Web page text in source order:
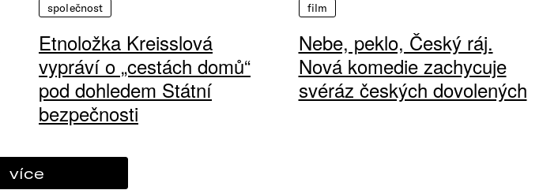
společnost
Etnoložka Kreisslová
vypráví o „cestách domů“
pod dohledem Státní
bezpečnosti
film
Nebe, peklo, Český ráj.
Nová komedie zachycuje
svéráz českých dovolených
více